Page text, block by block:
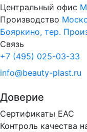
Центральный офис
Производство
Бояркино, тер.
Связь
+7 (495) 025-03-33
info@beauty-plast.ru
Доверие
Сертификаты ЕАС
Контроль качества